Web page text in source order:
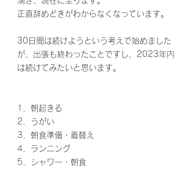
正直辞めどきがわからなくなっています。
30日間は続けようという考えで始めました
が、出張も終わったことですし、2023年内
は続けてみたいと思います。
1．朝起きる
2．うがい
3．朝食準備・着替え
4．ランニング
5．シャワー・朝食